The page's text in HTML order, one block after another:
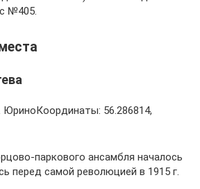
№405.
56.286814,
паркового ансамбля началось
перед самой революцией в 1915 г.